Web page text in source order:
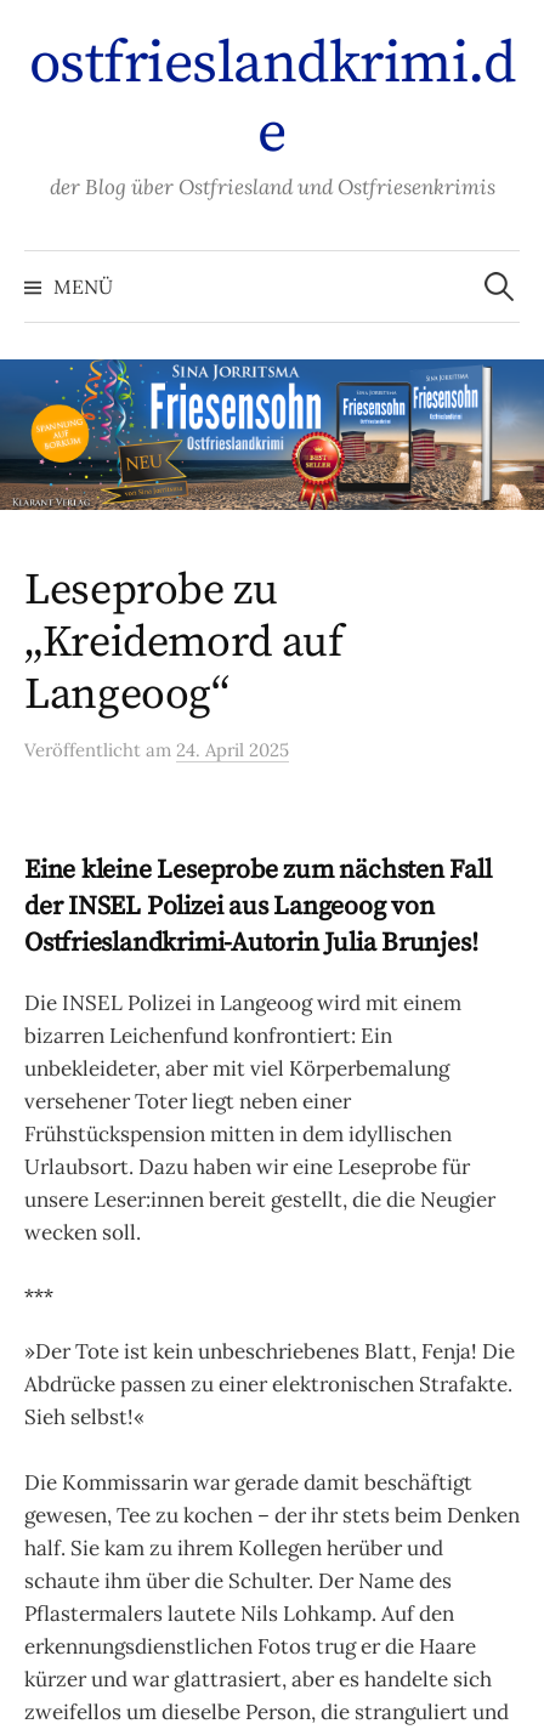
Inhalt
überspringen
ostfrieslandkrimi.d
e
der Blog über Ostfriesland und Ostfriesenkrimis
MENÜ
Suchen
nach:
Leseprobe zu
„Kreidemord auf
Langeoog“
Veröffentlicht am 24. April 2025
Eine kleine Leseprobe zum nächsten Fall
der INSEL Polizei aus Langeoog von
Ostfrieslandkrimi-Autorin Julia Brunjes!
Die INSEL Polizei in Langeoog wird mit einem
bizarren Leichenfund konfrontiert: Ein
unbekleideter, aber mit viel Körperbemalung
versehener Toter liegt neben einer
Frühstückspension mitten in dem idyllischen
Urlaubsort. Dazu haben wir eine Leseprobe für
unsere Leser:innen bereit gestellt, die die Neugier
wecken soll.
***
»Der Tote ist kein unbeschriebenes Blatt, Fenja! Die
Abdrücke passen zu einer elektronischen Strafakte.
Sieh selbst!«
Die Kommissarin war gerade damit beschäftigt
gewesen, Tee zu kochen – der ihr stets beim Denken
half. Sie kam zu ihrem Kollegen herüber und
schaute ihm über die Schulter. Der Name des
Pflastermalers lautete Nils Lohkamp. Auf den
erkennungsdienstlichen Fotos trug er die Haare
kürzer und war glattrasiert, aber es handelte sich
zweifellos um dieselbe Person, die stranguliert und